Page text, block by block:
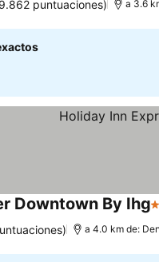
puntuaciones) a 3.6
Downtown By Ihg
a 4.0 km de: